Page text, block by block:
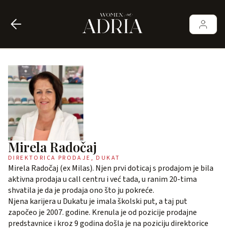
Mirela Radočaj
DIREKTORICA PRODAJE, DUKAT
Mirela Radočaj (ex Milas). Njen prvi doticaj s prodajom je bila
aktivna prodaja u call centru i već tada, u ranim 20-tima
shvatila je da je prodaja ono što ju pokreće.
Njena karijera u Dukatu je imala školski put, a taj put
započeo je 2007. godine. Krenula je od pozicije prodajne
predstavnice i kroz 9 godina došla je na poziciju direktorice